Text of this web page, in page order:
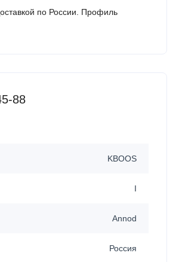
по России. Профиль
88
KBOOS
I
Annod
Россия